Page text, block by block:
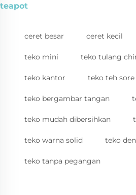
teapot
ceret besar ceret kecil
teko mini teko tulang
teko kantor teko teh sore
teko bergambar tangan
teko mudah dibersihkan
teko warna solid teko
teko tanpa pegangan